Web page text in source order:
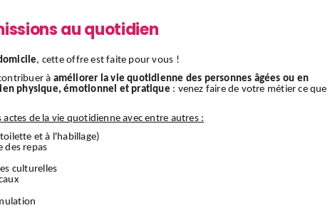
au quotidien
, cette offre est faite pour vous !
à améliorer la vie quotidienne des personnes âgées ou en
physique, émotionnel et pratique : venez faire de votre métier ce que
de la vie quotidienne avec entre autres :
et à l'habillage)
des repas
culturelles